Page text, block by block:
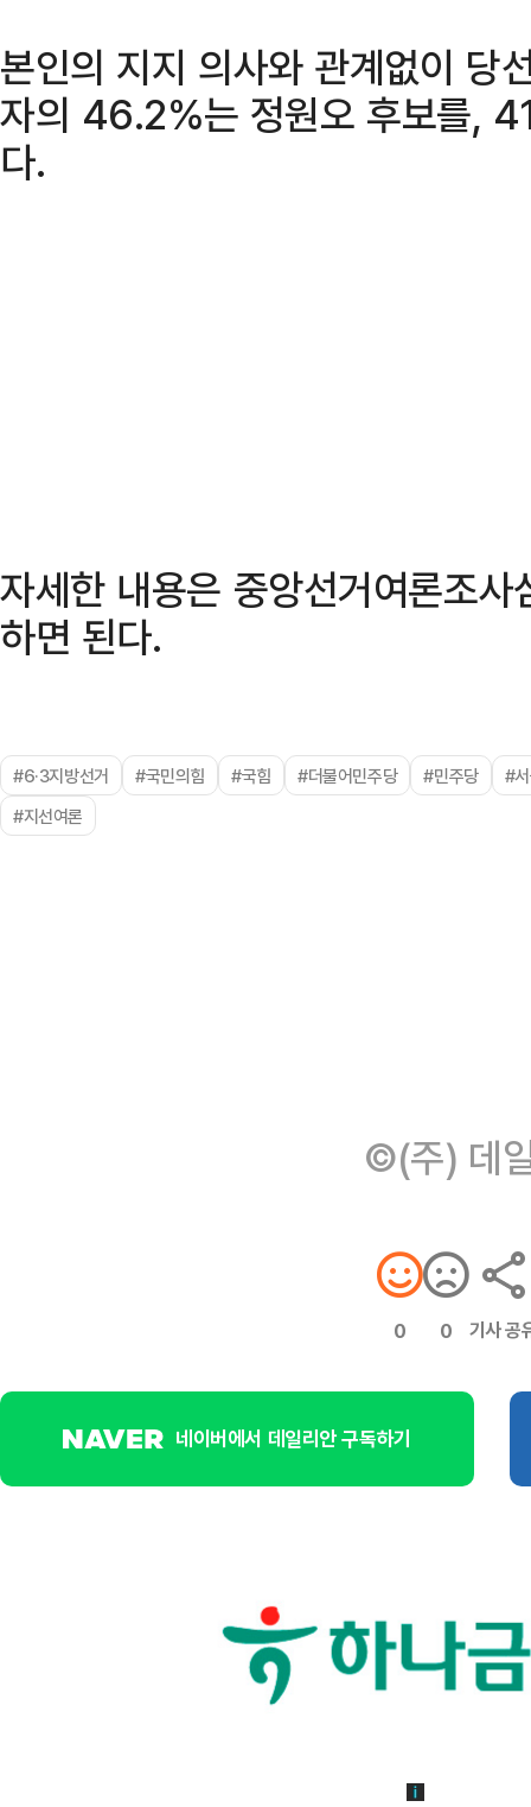
본인의 지지 의사와 관계없이 당
자의 46.2%는 정원오 후보를,
다.
자세한 내용은 중앙선거여론조
하면 된다.
#6·3지방선거 #국민의힘 #국힘 #더불어민주당 #민주당
#
#지선여론
©(주) 데
0 0 기사 공
네이버에서 데일리안 구독하기